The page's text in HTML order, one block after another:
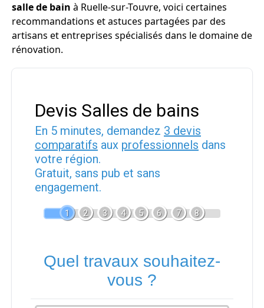
salle de bain à Ruelle-sur-Touvre, voici certaines
recommandations et astuces partagées par des
artisans et entreprises spécialisés dans le domaine de
rénovation.
Devis Salles de bains
En 5 minutes, demandez 3 devis
comparatifs aux professionnels dans
votre région.
Gratuit, sans pub et sans
engagement.
1 2 3 4 5 6 7 8
Quel travaux souhaitez-
vous ?